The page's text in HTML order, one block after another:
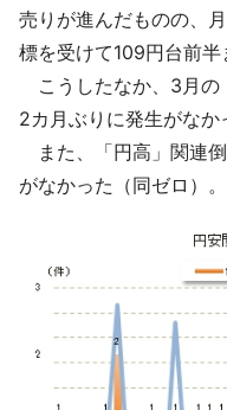
採用
よく
売りが進んだものの、
標を受けて109円台前半
こうしたなか、3月の
2カ月ぶりに発生がなか
また、「円高」関連
がなかった（同ゼロ）。